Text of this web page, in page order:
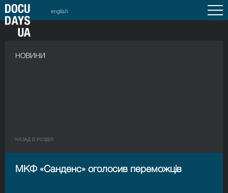
english
НОВИНИ
НАЗАД В РОЗДIЛ
МКФ «Санденс» оголосив переможців